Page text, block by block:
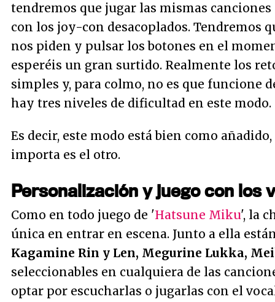
tendremos que jugar las mismas
con los joy-con desacoplados. Tendremos
nos piden y pulsar los botones en el
esperéis un gran surtido. Realmente los
simples y, para colmo, no es que funcione
hay tres niveles de dificultad en este modo.
Es decir, este modo está bien como
importa es el otro.
Personalización y juego con los
Como en todo juego de 'Hatsune Miku', la
única en entrar en escena. Junto a ella
Kagamine Rin y Len, Megurine Lukka,
seleccionables en cualquiera de las
optar por escucharlas o jugarlas con el